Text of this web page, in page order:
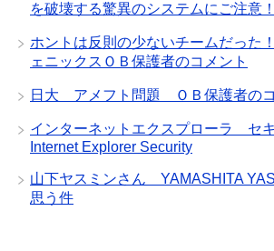
を破壊する驚異のシステムにご注意！
ホントは反則の少ないチームだった
ェニックスＯＢ保護者のコメント
日大 アメフト問題 ＯＢ保護者の
インターネットエクスプローラ セ
Internet Explorer Security
山下ヤスミンさん YAMASHITA
思う件